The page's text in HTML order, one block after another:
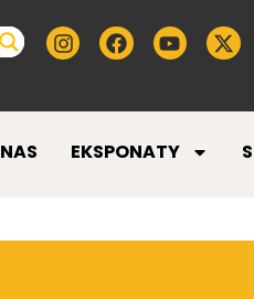
EKSPONATY